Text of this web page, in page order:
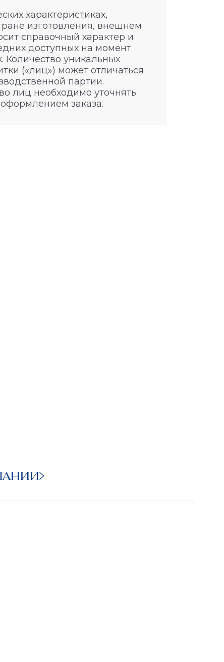
характеристиках,
изготовления, внешнем
справочный характер и
доступных на момент
Количество уникальных
(«лиц») может отличаться
партии.
лиц необходимо уточнять
заказа.